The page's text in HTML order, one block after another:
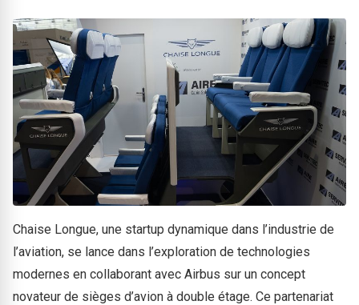
Chaise Longue, une startup dynamique dans l’industrie de
l’aviation, se lance dans l’exploration de technologies
modernes en collaborant avec Airbus sur un concept
novateur de sièges d’avion à double étage. Ce partenariat